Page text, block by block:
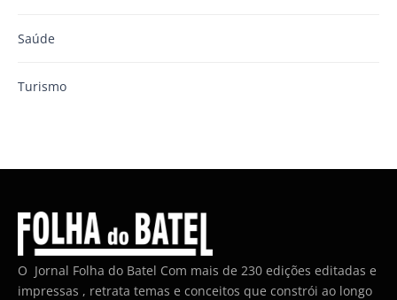
Saúde
Turismo
O Jornal Folha do Batel Com mais de 230 edições editadas e
impressas , retrata temas e conceitos que constrói ao longo